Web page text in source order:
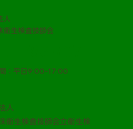
人
衛生検査技師会
：平日9:00-17:00
人
衛生検査技師会立衛生検